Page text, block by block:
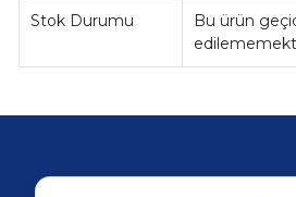
Stok Durumu
Bu ürün